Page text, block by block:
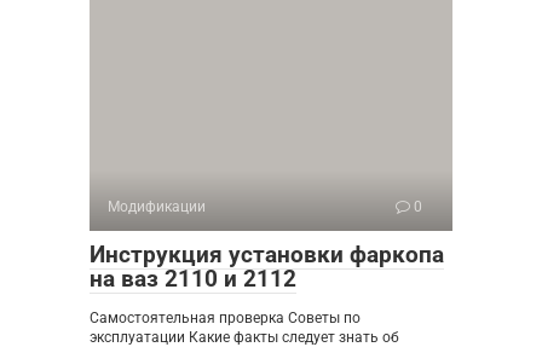
Модификации 0
Инструкция установки фаркопа
на ваз 2110 и 2112
Самостоятельная проверка Советы по
эксплуатации Какие факты следует знать об